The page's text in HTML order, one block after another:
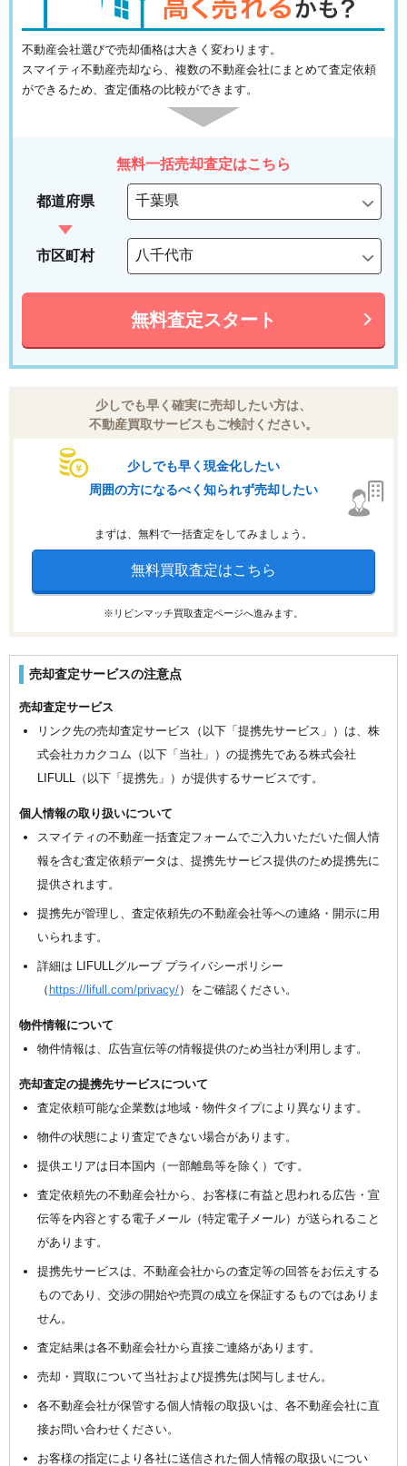
不動産会社選びで売却価格は大きく変わります。
スマイティ不動産売却なら、複数の不動産会社にまとめて査定依頼
ができるため、査定価格の比較ができます。
無料一括売却査定はこちら
都道府県
市区町村
無料査定スタート
少しでも早く確実に売却したい方は、
不動産買取サービスもご検討ください。
少しでも早く現金化したい
周囲の方になるべく知られず売却したい
まずは、無料で一括査定をしてみましょう。
無料買取査定はこちら
※リビンマッチ買取査定ページへ進みます。
売却査定サービスの注意点
売却査定サービス
リンク先の売却査定サービス（以下「提携先サービス」）は、株
式会社カカクコム（以下「当社」）の提携先である株式会社
LIFULL（以下「提携先」）が提供するサービスです。
個人情報の取り扱いについて
スマイティの不動産一括査定フォームでご入力いただいた個人情
報を含む査定依頼データは、提携先サービス提供のため提携先に
提供されます。
提携先が管理し、査定依頼先の不動産会社等への連絡・開示に用
いられます。
詳細は LIFULLグループ プライバシーポリシー
（ https://lifull.com/privacy/）をご確認ください。
物件情報について
物件情報は、広告宣伝等の情報提供のため当社が利用します。
売却査定の提携先サービスについて
査定依頼可能な企業数は地域・物件タイプにより異なります。
物件の状態により査定できない場合があります。
提供エリアは日本国内（一部離島等を除く）です。
査定依頼先の不動産会社から、お客様に有益と思われる広告・宣
伝等を内容とする電子メール（特定電子メール）が送られること
があります。
提携先サービスは、不動産会社からの査定等の回答をお伝えする
ものであり、交渉の開始や売買の成立を保証するものではありま
せん。
査定結果は各不動産会社から直接ご連絡があります。
売却・買取について当社および提携先は関与しません。
各不動産会社が保管する個人情報の取扱いは、各不動産会社に直
接お問い合わせください。
お客様の指定により各社に送信された個人情報の取扱いについ